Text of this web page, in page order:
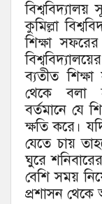
বিশ্ববিদ্যালয়
কুমিল্লা
শিক্ষা
ব্যতীত
থেকে বলা
বর্তমানে যে
ক্ষতি করে।
যেতে চায়
ঘুরে
বেশি সময়
প্রশাসন থেকে